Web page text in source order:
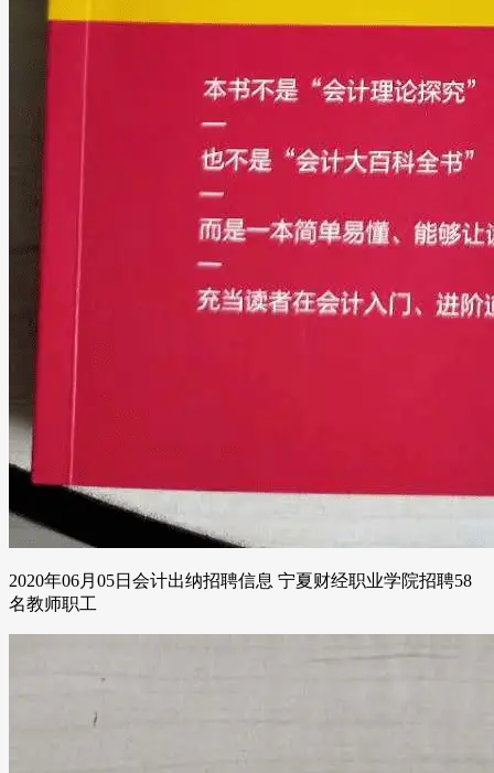
2020年06月05日会计出纳招聘信息 宁夏财经职业学院招聘58
名教师职工